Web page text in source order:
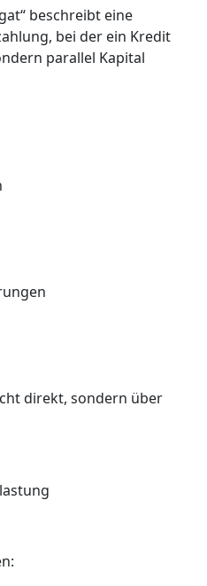
beschreibt eine
bei der ein Kredit
parallel Kapital
direkt, sondern über